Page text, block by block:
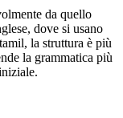
da quello
dove si usano
la struttura è più
la grammatica più